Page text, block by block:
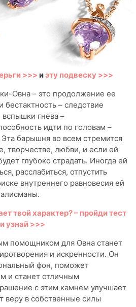
>>> иэту подвеску >>>
Овна – это продолжение ее
бестактность – следствие
гнева –
идти по головам –
барышня во всем стремится
творчестве, любви, и если ей
глубоко страдать. Иногда ей
расслабиться, отпустить
внутреннего равновесия ей
твой характер? – пройди тест
и узнай >>>
помощником для Овна станет
и искренности. Он
фон, поможет
и станет отличным
с этим камнем улучшает
веру в собственные силы